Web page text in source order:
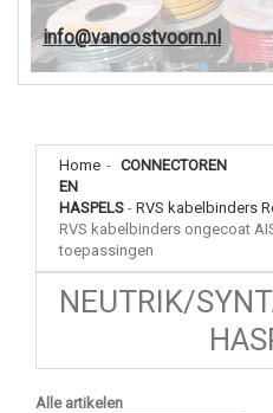
info@vanoostvoorn.nl
Home - CONNECTOREN
EN
HASPELS - RVS kabelbinders
RVS kabelbinders ongecoat
toepassingen
NEUTRIK/
Alle artikelen